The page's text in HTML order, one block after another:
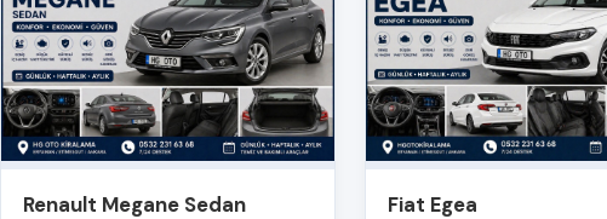
Renault Megane Sedan Fiat Egea